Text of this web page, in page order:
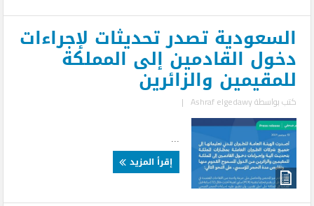
السعودية تصدر تحديثات لإجراءات
دخول القادمين إلى المملكة
للمقيمين والزائرين
كتب بواسطةAshraf elgedawy
|
إقرأ المزيد